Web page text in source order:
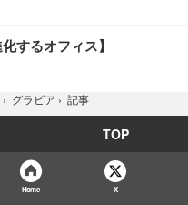
化するオフィス】
› グラビア › 記事
TOP
Home X